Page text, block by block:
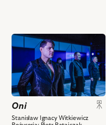
Skarga
–
Spika
Tremendosa
powiązanych
z
nim
przejdź
do
obiektu
Oni,
Na
zdjęciu:
Tomasz
Błasiak
Oni
Stanisław Ignacy Witkiewicz